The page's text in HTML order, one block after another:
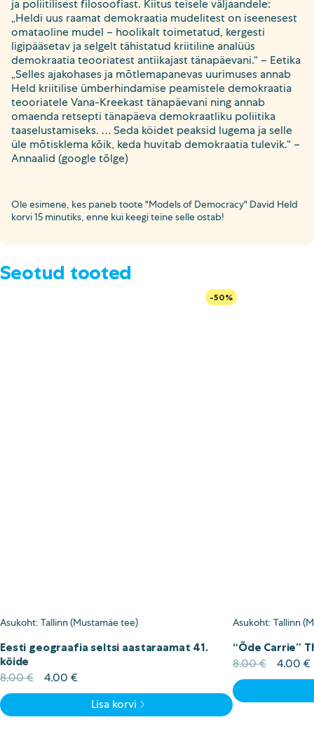
ja poliitilisest filosoofiast. Kiitus teisele väljaandele:
„Heldi uus raamat demokraatia mudelitest on iseenesest
omataoline mudel – hoolikalt toimetatud, kergesti
ligipääsetav ja selgelt tähistatud kriitiline analüüs
demokraatia teooriatest antiikajast tänapäevani.“ – Eetika
„Selles ajakohases ja mõtlemapanevas uurimuses annab
Held kriitilise ümberhindamise peamistele demokraatia
teooriatele Vana-Kreekast tänapäevani ning annab
omaenda retsepti tänapäeva demokraatliku poliitika
taaselustamiseks. … Seda köidet peaksid lugema ja selle
üle mõtisklema kõik, keda huvitab demokraatia tulevik.“ –
Annaalid (google tõlge)
Ole esimene, kes paneb toote "Models of Democracy" David Held
korvi 15 minutiks, enne kui keegi teine selle ostab!
Seotud tooted
-50%
Asukoht: Tallinn (Mustamäe tee)
Eesti geograafia seltsi aastaraamat 41.
köide
8.00€
Algne
hind
8.00 €.
4.00 €
price
4.00 €.
Lisa korvi
Asukoht: Tallinn
“Õde Carrie”
8.00€
Algne
hind
8.00 €.
4.00 €